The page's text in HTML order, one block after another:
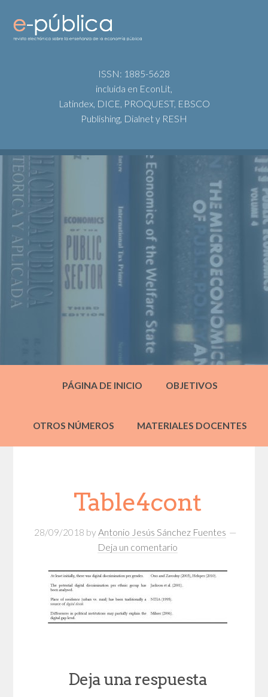
ISSN: 1885-5628
incluida en EconLit,
Latindex, DICE, PROQUEST, EBSCO
Publishing, Dialnet y RESH
PÁGINA DE INICIO OBJETIVOS
OTROS NÚMEROS MATERIALES DOCENTES
Table4cont
28/09/2018 by Antonio Jesús Sánchez Fuentes
Deja un comentario
Deja una respuesta